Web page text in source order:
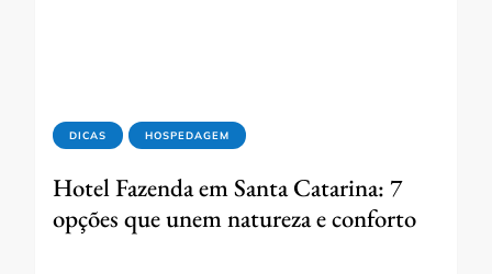
DICAS HOSPEDAGEM
Hotel Fazenda em Santa Catarina: 7
opções que unem natureza e conforto